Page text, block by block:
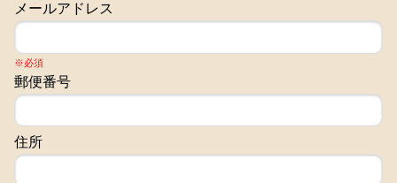
メールアドレス
※必須
郵便番号
住所